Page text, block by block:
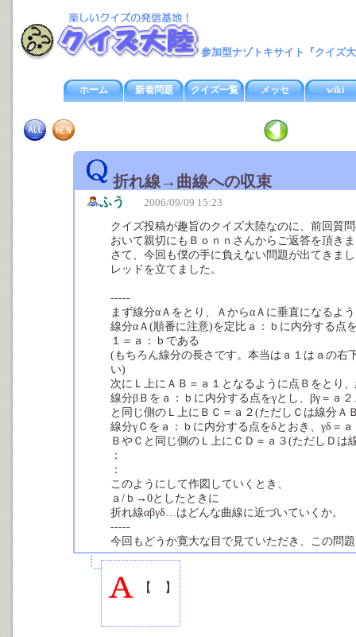
参加型ナゾトキサイト『クイズ
ホーム 新着問題 クイズ一覧 メッセ wiki
折れ線→曲線への収束
ふう 2006/09/09 15:23
クイズ投稿が趣旨のクイズ大陸なのに、前回質
おいて親切にもＢｏｎｎさんからご返答を頂き
さて、今回も僕の手に負えない問題が出てきま
レッドを立てました。
-----
まず線分αＡをとり、ＡからαＡに垂直になるよ
線分αＡ(順番に注意)を定比ａ：ｂに内分する点
１＝ａ：ｂである
(もちろん線分の長さです。本当はａ１はａの右
い)
次にＬ上にＡＢ＝ａ１となるように点Ｂをとり
線分βＢをａ：ｂに内分する点をγとし、βγ＝ａ
と同じ側のＬ上にＢＣ＝ａ２(ただしＣは線分
線分γＣをａ：ｂに内分する点をδとおき、γδ＝
ＢやＣと同じ側のＬ上にＣＤ＝ａ３(ただしＤ
：
：
このようにして作図していくとき、
ａ/ｂ→0としたときに
折れ線αβγδ…はどんな曲線に近づいていくか。
-----
今回もどうか寛大な目で見ていただき、この問
【 】